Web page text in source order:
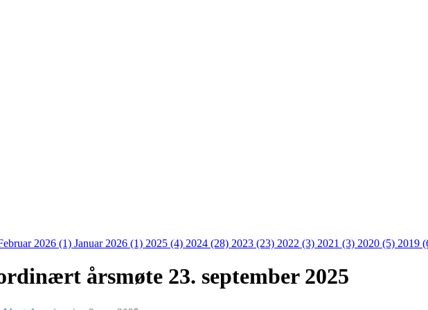
2026 (1) Januar 2026 (1) 2025 (4) 2024 (28) 2023 (23) 2022 (3) 2021 (3) 2020 (5) 2019
årsmøte 23. september 2025